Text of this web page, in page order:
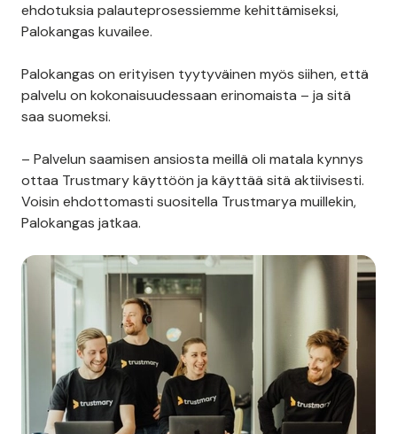
ehdotuksia palauteprosessiemme kehittämiseksi,
Palokangas kuvailee.
Palokangas on erityisen tyytyväinen myös siihen, että
palvelu on kokonaisuudessaan erinomaista – ja sitä
saa suomeksi.
– Palvelun saamisen ansiosta meillä oli matala kynnys
ottaa Trustmary käyttöön ja käyttää sitä aktiivisesti.
Voisin ehdottomasti suositella Trustmarya muillekin,
Palokangas jatkaa.